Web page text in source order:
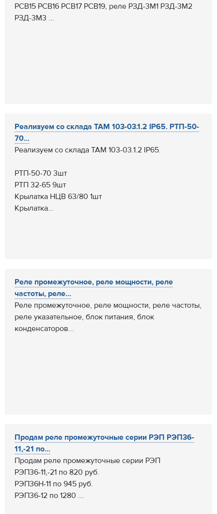
РСВ15 РСВ16 РСВ17 РСВ19, реле РЗД-3М1 РЗД-3М2
РЗД-3М3 ...
Реализуем со склада ТАМ 103-03.1.2 IP65. РТП-50-
70...
Реализуем со склада ТАМ 103-03.1.2 IP65.
РТП-50-70 3шт
РТП 32-65 9шт
Крылатка НЦВ 63/80 1шт
Крылатка...
Реле промежуточное, реле мощности, реле
частоты, реле...
Реле промежуточное, реле мощности, реле частоты,
реле указательное, блок питания, блок
конденсаторов...
Продам реле промежуточные серии РЭП РЭП36-
11,-21 по...
Продам реле промежуточные серии РЭП
РЭП36-11,-21 по 820 руб.
РЭП36Н-11 по 945 руб.
РЭП36-12 по 1280 ...